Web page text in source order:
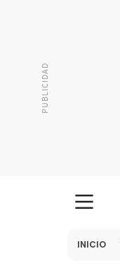
INICIO